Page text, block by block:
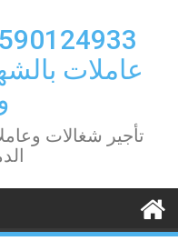
contentعاملات
تأجير شغالات